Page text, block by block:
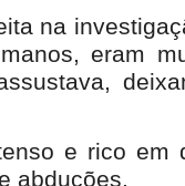
na
eram
e rico em
abduções.